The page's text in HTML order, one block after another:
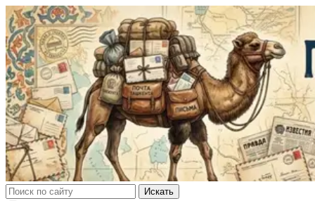
Искать